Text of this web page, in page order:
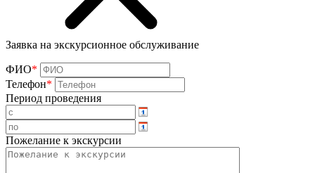
Заявка на экскурсионное обслуживание
ФИО*
Телефон*
Период проведения
Пожелание к экскурсии